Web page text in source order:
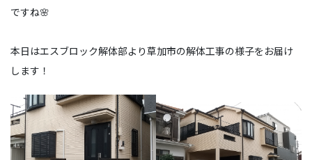
ですね🌸
本日はエスブロック解体部より草加市の解体工事の様子をお届け
します！